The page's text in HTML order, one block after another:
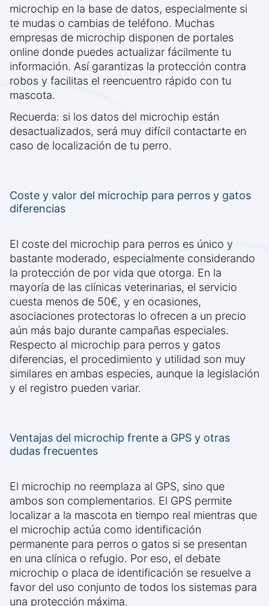
microchip en la base de datos, especialmente si
te mudas o cambias de teléfono. Muchas
empresas de microchip disponen de portales
online donde puedes actualizar fácilmente tu
información. Así garantizas la protección contra
robos y facilitas el reencuentro rápido con tu
mascota.
Recuerda: si los datos del microchip están
desactualizados, será muy difícil contactarte en
caso de localización de tu perro.
Coste y valor del microchip para perros y gatos
diferencias
El coste del microchip para perros es único y
bastante moderado, especialmente considerando
la protección de por vida que otorga. En la
mayoría de las clínicas veterinarias, el servicio
cuesta menos de 50€, y en ocasiones,
asociaciones protectoras lo ofrecen a un precio
aún más bajo durante campañas especiales.
Respecto al microchip para perros y gatos
diferencias, el procedimiento y utilidad son muy
similares en ambas especies, aunque la legislación
y el registro pueden variar.
Ventajas del microchip frente a GPS y otras
dudas frecuentes
El microchip no reemplaza al GPS, sino que
ambos son complementarios. El GPS permite
localizar a la mascota en tiempo real mientras que
el microchip actúa como identificación
permanente para perros o gatos si se presentan
en una clínica o refugio. Por eso, el debate
microchip o placa de identificación se resuelve a
favor del uso conjunto de todos los sistemas para
una protección máxima.